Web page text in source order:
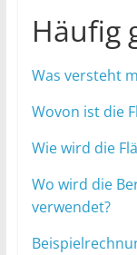
Häufig
Was versteht
Wovon ist die
Wie wird die
Wo wird die
verwendet?